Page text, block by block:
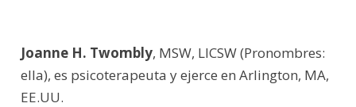
Joanne H. Twombly, MSW, LICSW (Pronombres:
ella), es psicoterapeuta y ejerce en Arlington, MA,
EE.UU.